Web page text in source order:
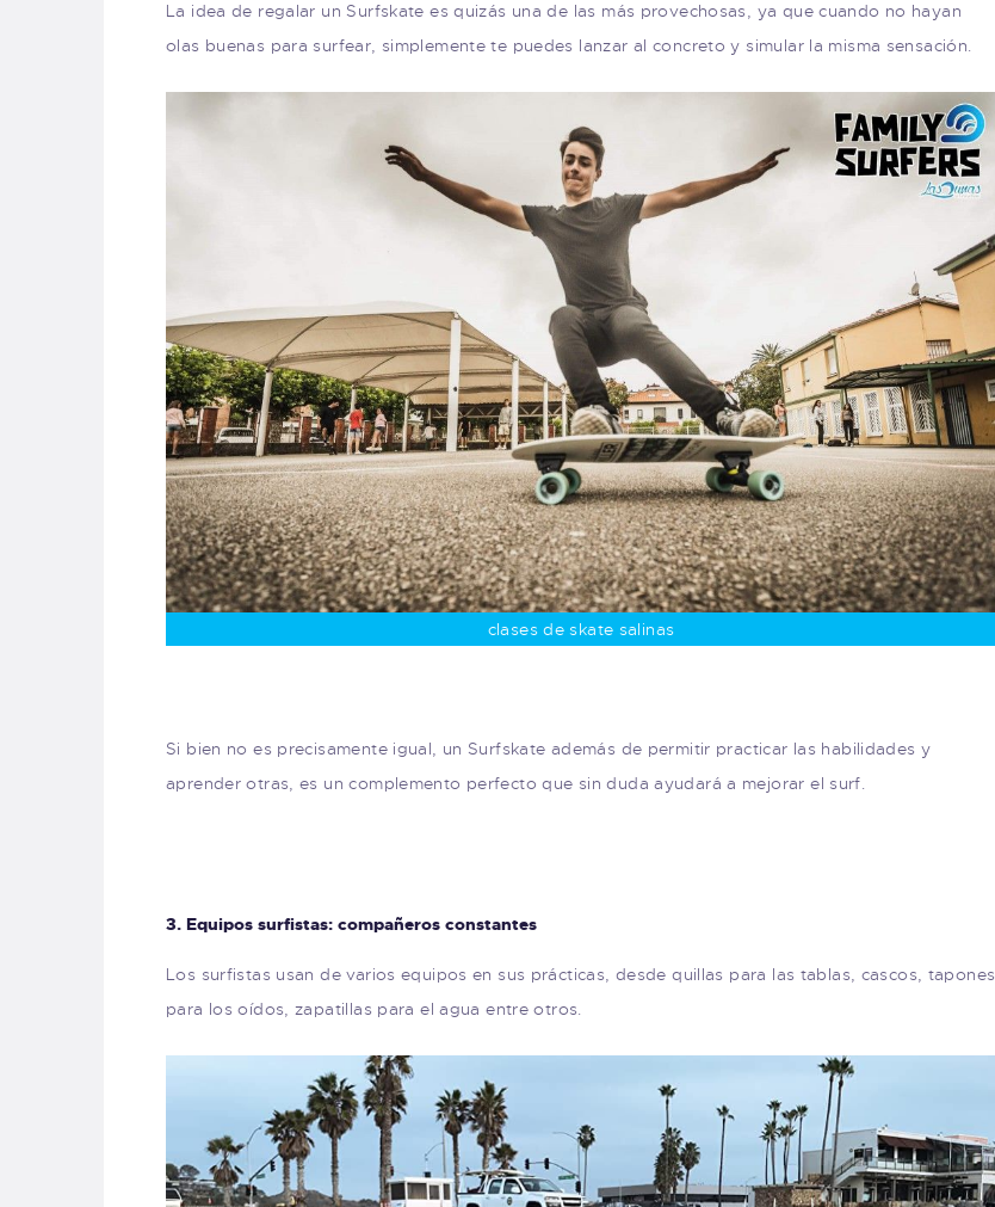
La idea de regalar un Surfskate es quizás una de las más provechosas, ya que cuando no hayan
olas buenas para surfear, simplemente te puedes lanzar al concreto y simular la misma sensación.
clases de skate salinas
Si bien no es precisamente igual, un Surfskate además de permitir practicar las habilidades y
aprender otras, es un complemento perfecto que sin duda ayudará a mejorar el surf.
3. Equipos surfistas: compañeros constantes
Los surfistas usan de varios equipos en sus prácticas, desde quillas para las tablas, cascos, tapones
para los oídos, zapatillas para el agua entre otros.